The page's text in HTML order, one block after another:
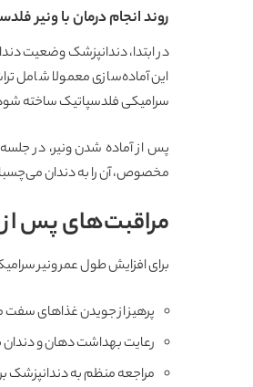
روند انجام درمان با ونیر
در ابتدا، دندانپزشک وضعیت
این آماده‌سازی معمولا شامل
سرامیکی فلدسپاتیک ساخته
پس از آماده شدن ونیر، در
مخصوص، آن را به دندان
مراقبت‌های پس
برای افزایش طول عمر ونیر
پرهیز از جویدن غذاهای سفت
رعایت بهداشت دهان و دندان
مراجعه منظم به دندانپزشک